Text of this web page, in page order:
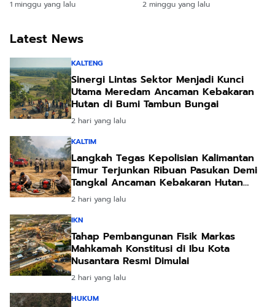
Harmoni dan Stabilitas
1 minggu yang lalu
dan Industri Halal
2 minggu yang lalu
Latest News
KALTENG
Sinergi Lintas Sektor Menjadi Kunci
Utama Meredam Ancaman Kebakaran
Hutan di Bumi Tambun Bungai
2 hari yang lalu
KALTIM
Langkah Tegas Kepolisian Kalimantan
Timur Terjunkan Ribuan Pasukan Demi
Tangkal Ancaman Kebakaran Hutan
Akibat Kemarau Ekstrem
2 hari yang lalu
IKN
Tahap Pembangunan Fisik Markas
Mahkamah Konstitusi di Ibu Kota
Nusantara Resmi Dimulai
2 hari yang lalu
HUKUM